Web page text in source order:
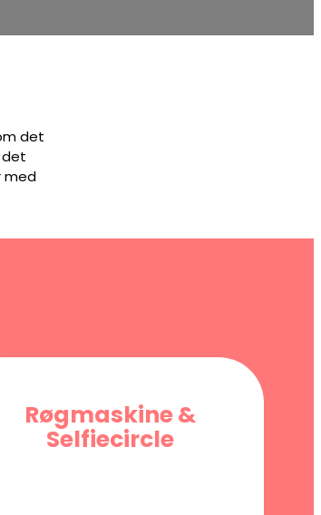
det
det
med
Røgmaskine &
Selfiecircle